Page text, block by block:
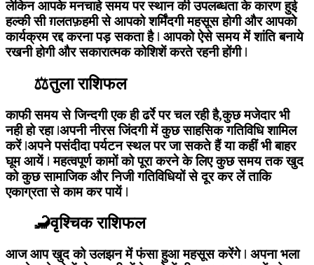
लेकिन आपके मनचाहे समय पर स्थान की उपलब्धता के कारण हुई
हल्की सी ग़लतफ़हमी से आपको शर्मिंदगी महसूस होगी और आपको
कार्यक्रम रद्द करना पड़ सकता है ǀ आपको ऐसे समय में शांति बनाये
रखनी होगी और सकारात्मक कोशिशें करते रहनी होंगी ǀ
⚖️तुला राशिफल
काफी समय से जिन्दगी एक ही ढर्रे पर चल रही है,कुछ मजेदार भी
नही हो रहा ǀअपनी नीरस जिंदगी में कुछ साहसिक गतिविधि शामिल
करें ǀअपने पसंदीदा पर्यटन स्थल पर जा सकते हैं या कहीं भी बाहर
घूम आयें ǀ महत्वपूर्ण कामों को पूरा करने के लिए कुछ समय तक खुद
को कुछ सामाजिक और निजी गतिविधियों से दूर कर लें ताकि
एकाग्रता से काम कर पायें ǀ
🦂वृश्चिक राशिफल
आज आप खुद को उलझन में फंसा हुआ महसूस करेंगे ǀ अपना भला